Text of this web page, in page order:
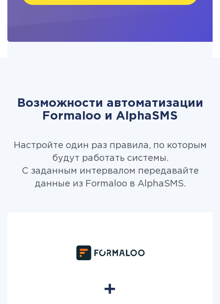
Возможности автоматизации
Formaloo и AlphaSMS
Настройте один раз правила, по которым
будут работать системы.
С заданным интервалом передавайте
данные из Formaloo в AlphaSMS.